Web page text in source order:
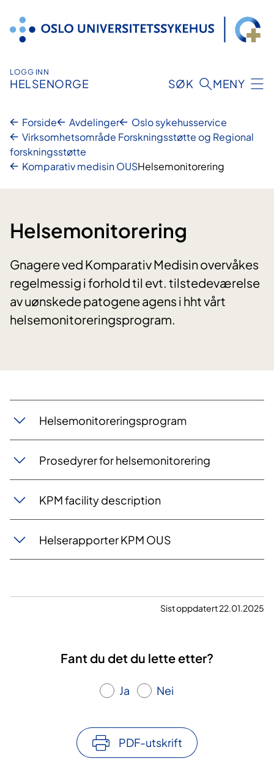
innhold
LOGG INN
HELSENORGE SØK MENY
Forside Avdelinger
Oslo sykehusservice
Virksomhetsområde Forskningsstøtte og Regional
forskningsstøtte
Komparativ medisin OUSHelsemonitorering
Helsemonitorering
Gnagere ved Komparativ Medisin overvåkes
regelmessig i forhold til evt. tilstedeværelse
av uønskede patogene agens i hht vårt
helsemonitoreringsprogram.
Helsemonitoreringsprogram​
Prosedyrer for helsemonitorering
KPM facility description
Helserapporter KPM OUS
Sist oppdatert 22.01.2025
Fant du det du lette etter?
Ja Nei
PDF-utskrift